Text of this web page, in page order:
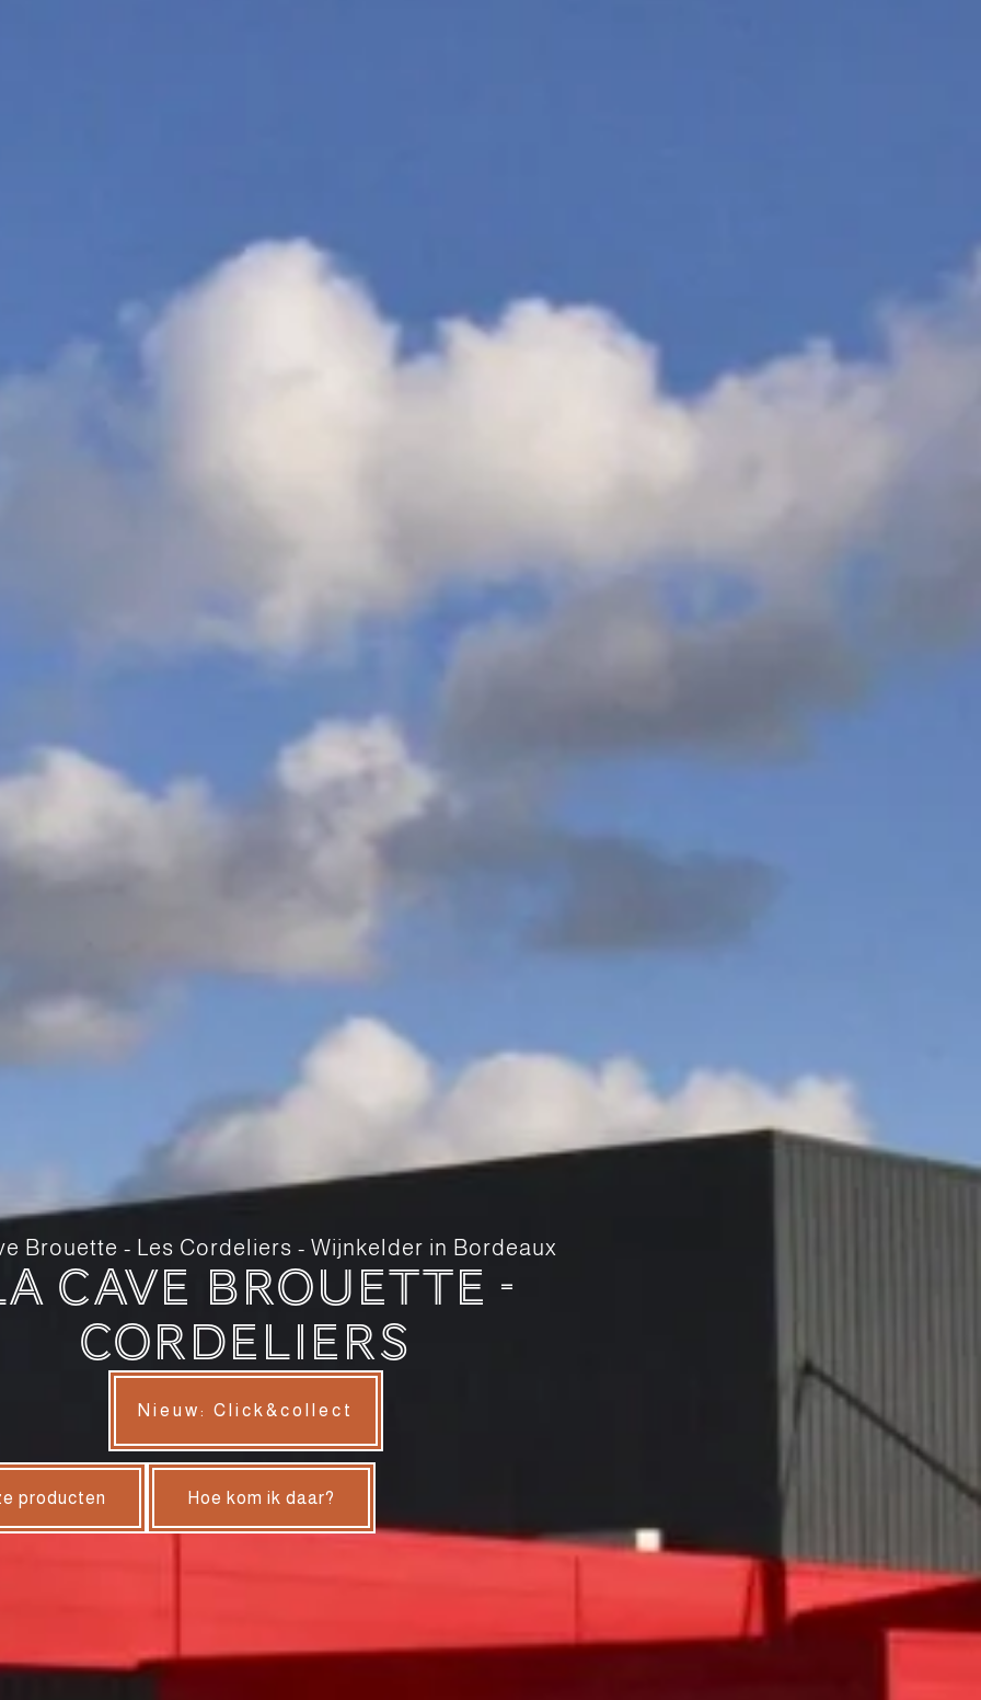
Brouette - Les Cordeliers - Wijnkelder in Bordeaux
Cave Brouette -
Cordeliers
Nieuw: Click&collect
producten Hoe kom ik daar?